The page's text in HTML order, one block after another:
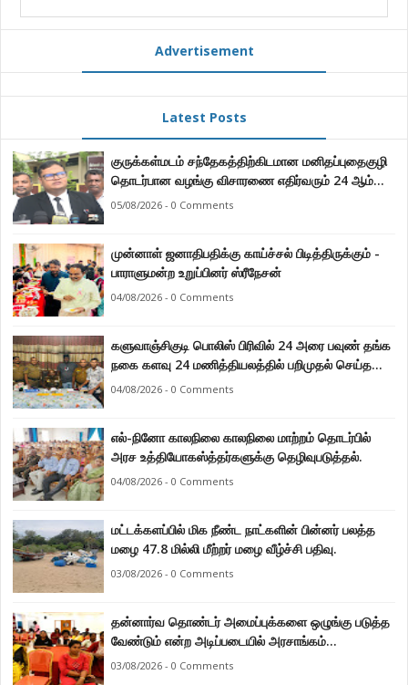
Advertisement
Latest Posts
குருக்கள்மடம் சந்தேகத்திற்கிடமான மனிதப்புதைகுழி
தொடர்பான வழங்கு விசாரணை எதிர்வரும் 24 ஆம்
திகதிக்கு தவணையிடப்பட்டுள்ளது.
05/08/2026 - 0 Comments
முன்னாள் ஜனாதிபதிக்கு காய்ச்சல் பிடித்திருக்கும் -
பாராளுமன்ற உறுப்பினர் ஸ்ரீநேசன்
04/08/2026 - 0 Comments
களுவாஞ்சிகுடி பொலிஸ் பிரிவில் 24 அரை பவுண் தங்க
நகை களவு 24 மணித்தியலத்தில் பறிமுதல் செய்த
பொலிசார்.
04/08/2026 - 0 Comments
எல்-நினோ காலநிலை காலநிலை மாற்றம் தொடர்பில்
அரச உத்தியோகஸ்த்தர்களுக்கு தெழிவுபடுத்தல்.
04/08/2026 - 0 Comments
மட்டக்களப்பில் மிக நீண்ட நாட்களின் பின்னர் பலத்த
மழை 47.8 மில்லி மீற்றர் மழை வீழ்ச்சி பதிவு.
03/08/2026 - 0 Comments
தன்னார்வ தொண்டர் அமைப்புக்களை ஒழுங்கு படுத்த
வேண்டும் என்ற அடிப்படையில் அரசாங்கம்
கொண்டுவரவுள்ள சட்டம் - சட்டத்தரணி ஐங்கரன்.
03/08/2026 - 0 Comments